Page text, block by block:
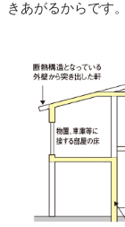
きあがるからです。